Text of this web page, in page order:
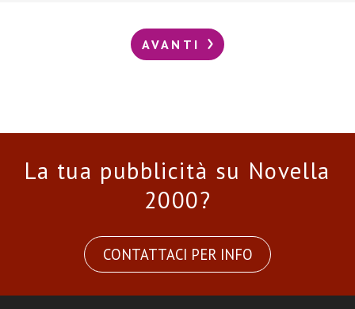
AVANTI
La tua pubblicità su Novella
2000?
CONTATTACI PER INFO